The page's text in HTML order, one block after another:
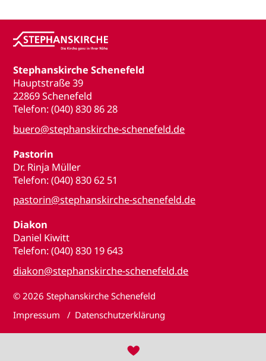
Stephanskirche Schenefeld
Hauptstraße 39
22869 Schenefeld
Telefon: (040) 830 86 28
buero@stephanskirche-schenefeld.de
Pastorin
Dr. Rinja Müller
Telefon: (040) 830 62 51
pastorin@stephanskirche-schenefeld.de
Diakon
Daniel Kiwitt
Telefon: (040) 830 19 643
diakon@stephanskirche-schenefeld.de
© 2026 Stephanskirche Schenefeld
Impressum
Datenschutzerklärung
♥